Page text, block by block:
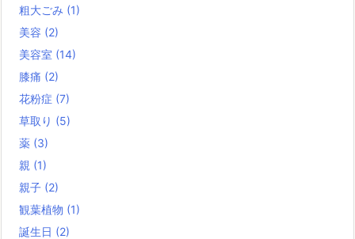
粗大ごみ (1)
美容 (2)
美容室 (14)
膝痛 (2)
花粉症 (7)
草取り (5)
薬 (3)
親 (1)
親子 (2)
観葉植物 (1)
誕生日 (2)